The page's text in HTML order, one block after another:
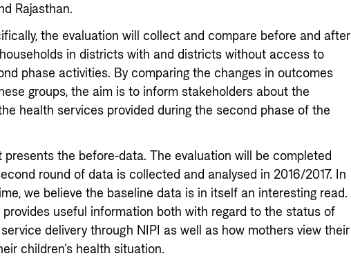
Rajasthan.
the evaluation will collect and compare before and after
in districts with and districts without access to
phase activities. By comparing the changes in outcomes
groups, the aim is to inform stakeholders about the
health services provided during the second phase of the
presents the before-data. The evaluation will be completed
round of data is collected and analysed in 2016/2017. In
we believe the baseline data is in itself an interesting read.
useful information both with regard to the status of
delivery through NIPI as well as how mothers view their
children’s health situation.